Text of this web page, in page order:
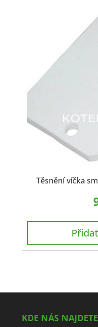
Těsnění víčka
KDE NÁS NAJDETE